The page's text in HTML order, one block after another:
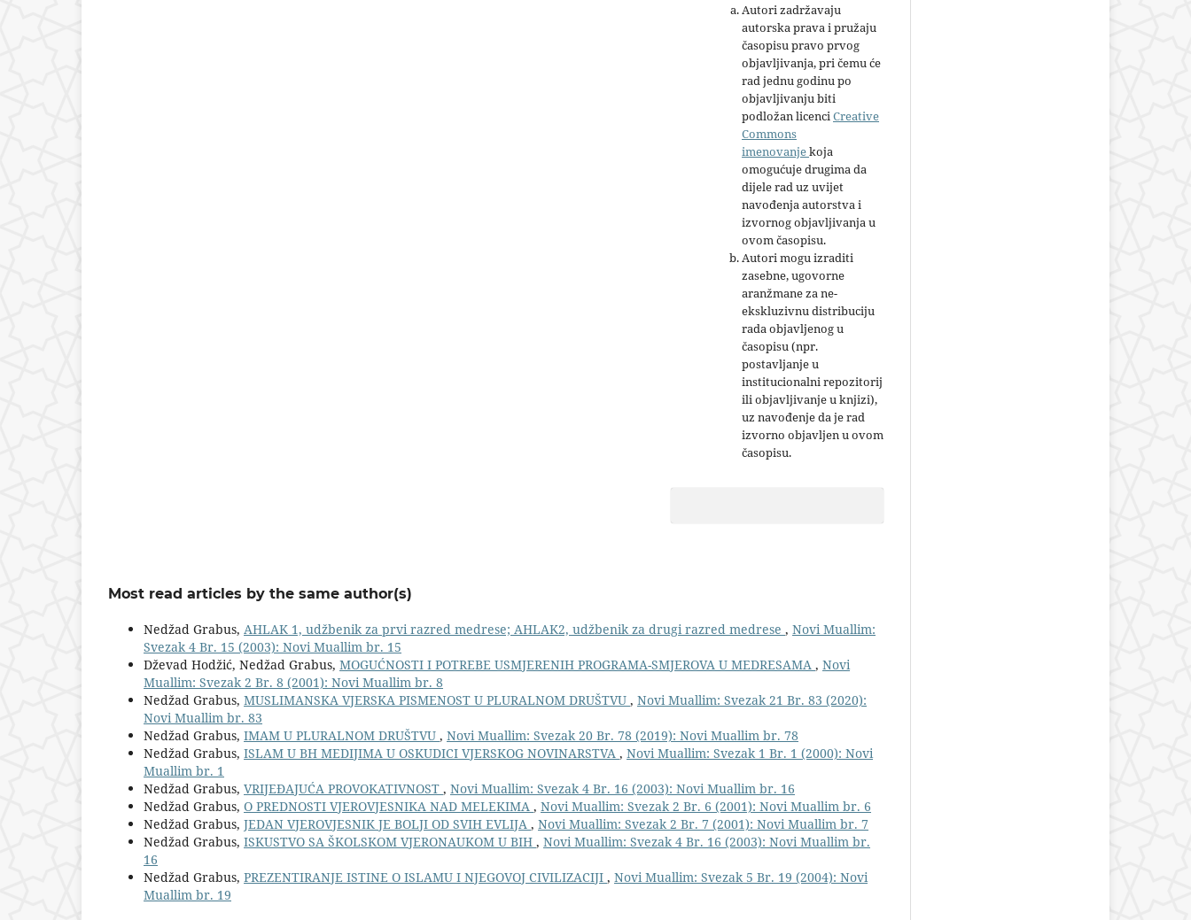
Autori zadržavaju
autorska prava i pružaju
časopisu pravo prvog
objavljivanja, pri čemu će
rad jednu godinu po
objavljivanju biti
podložan licenciCreative
Commons
imenovanjekoja
omogućuje drugima da
dijele rad uz uvijet
navođenja autorstva i
izvornog objavljivanja u
ovom časopisu.
Autori mogu izraditi
zasebne, ugovorne
aranžmane za ne-
ekskluzivnu distribuciju
rada objavljenog u
časopisu (npr.
postavljanje u
institucionalni repozitorij
ili objavljivanje u knjizi),
uz navođenje da je rad
izvorno objavljen u ovom
časopisu.
Most read articles by the same author(s)
Nedžad Grabus, AHLAK 1, udžbenik za prvi razred medrese; AHLAK2, udžbenik za drugi razred medrese , Novi Muallim:
Svezak 4 Br. 15 (2003): Novi Muallim br. 15
Dževad Hodžić, Nedžad Grabus, MOGUĆNOSTI I POTREBE USMJERENIH PROGRAMA-SMJEROVA U MEDRESAMA , Novi
Muallim: Svezak 2 Br. 8 (2001): Novi Muallim br. 8
Nedžad Grabus, MUSLIMANSKA VJERSKA PISMENOST U PLURALNOM DRUŠTVU , Novi Muallim: Svezak 21 Br. 83 (2020):
Novi Muallim br. 83
Nedžad Grabus, IMAM U PLURALNOM DRUŠTVU , Novi Muallim: Svezak 20 Br. 78 (2019): Novi Muallim br. 78
Nedžad Grabus, ISLAM U BH MEDIJIMA U OSKUDICI VJERSKOG NOVINARSTVA , Novi Muallim: Svezak 1 Br. 1 (2000): Novi
Muallim br. 1
Nedžad Grabus, VRIJEĐAJUĆA PROVOKATIVNOST , Novi Muallim: Svezak 4 Br. 16 (2003): Novi Muallim br. 16
Nedžad Grabus, O PREDNOSTI VJEROVJESNIKA NAD MELEKIMA , Novi Muallim: Svezak 2 Br. 6 (2001): Novi Muallim br. 6
Nedžad Grabus, JEDAN VJEROVJESNIK JE BOLJI OD SVIH EVLIJA , Novi Muallim: Svezak 2 Br. 7 (2001): Novi Muallim br. 7
Nedžad Grabus, ISKUSTVO SA ŠKOLSKOM VJERONAUKOM U BIH , Novi Muallim: Svezak 4 Br. 16 (2003): Novi Muallim br.
16
Nedžad Grabus, PREZENTIRANJE ISTINE O ISLAMU I NJEGOVOJ CIVILIZACIJI , Novi Muallim: Svezak 5 Br. 19 (2004): Novi
Muallim br. 19